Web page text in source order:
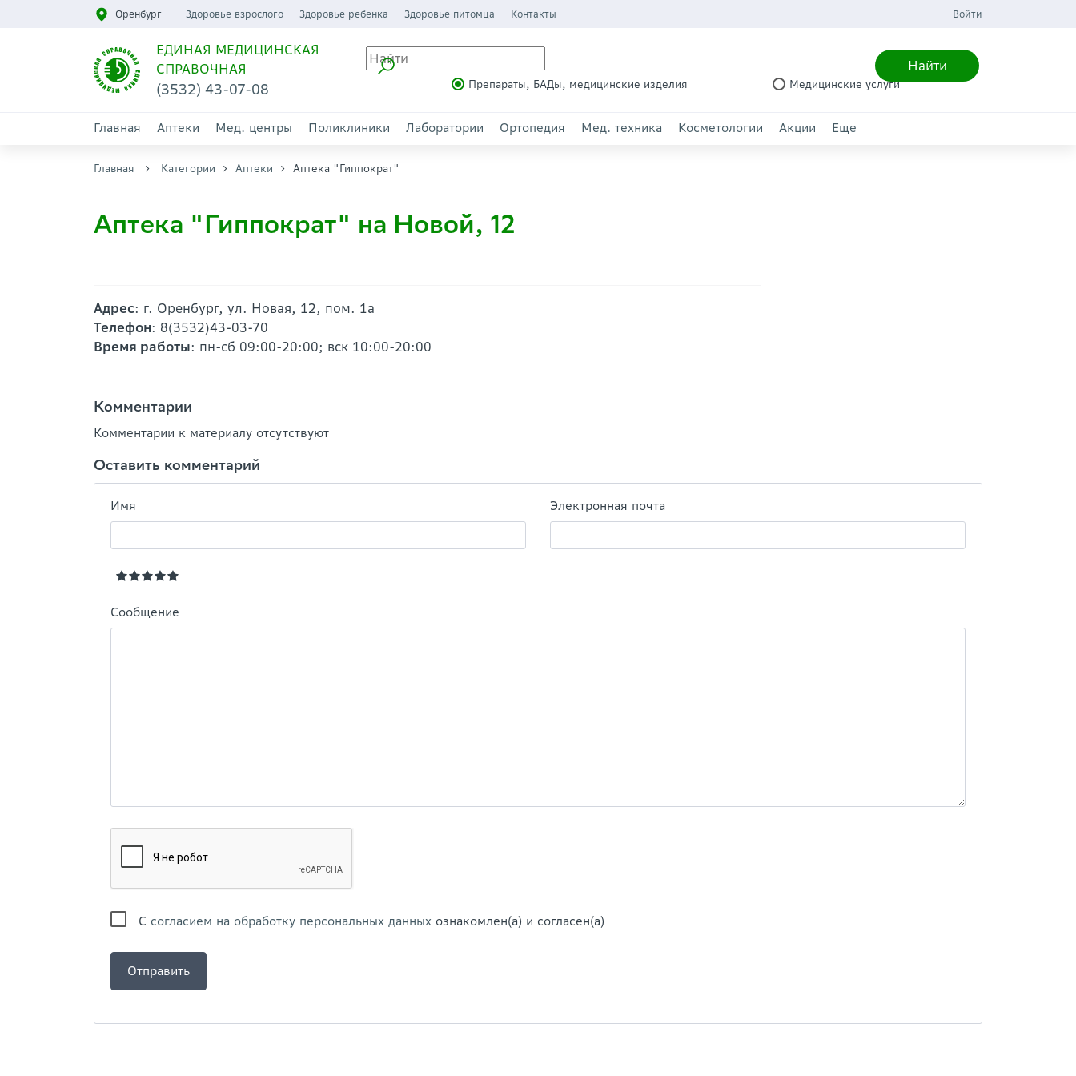
Оренбург Здоровье взрослого Здоровье ребенка Здоровье питомца Контакты Войти
ЕДИНАЯ МЕДИЦИНСКАЯ
СПРАВОЧНАЯ
(3532) 43-07-08
Найти
Препараты, БАДы, медицинские изделия Медицинские услуги
Главная Аптеки Мед. центры Поликлиники Лаборатории Ортопедия Мед. техника Косметологии Акции Еще
Главная Категории Аптеки Аптека "Гиппократ"
Аптека "Гиппократ" на Новой, 12
Адрес: г. Оренбург, ул. Новая, 12, пом. 1а
Телефон: 8(3532)43-03-70
Время работы: пн-сб 09:00-20:00; вск 10:00-20:00
Комментарии
Комментарии к материалу отсутствуют
Оставить комментарий
Имя Электронная почта
Сообщение
С согласием на обработку персональных данных ознакомлен(а) и согласен(а)